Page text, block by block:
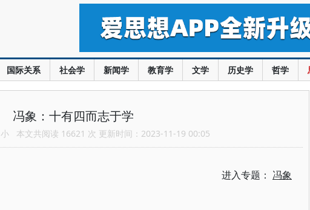
国际关系 社会学 新闻学 教育学 文学 历史学 哲学
冯象：十有四而志于学
小 本文共阅读 16621 次 更新时间：2023-11-19 00:05
进入专题： 冯象